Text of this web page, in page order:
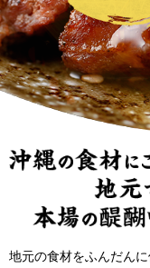
地元の食材をふんだん